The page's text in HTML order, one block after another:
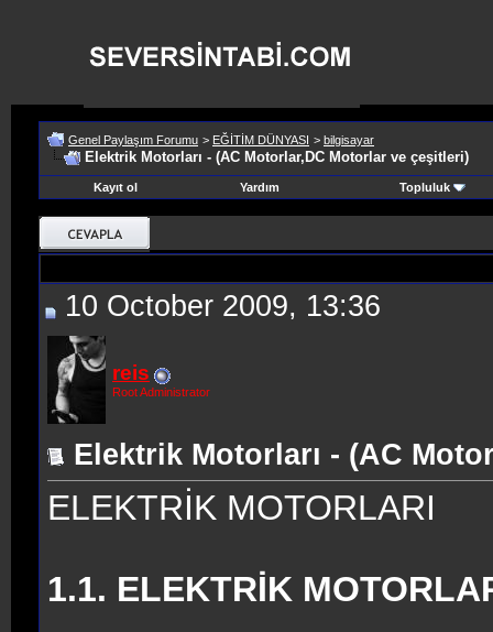
Genel Paylaşım Forumu > EĞİTİM DÜNYASI > bilgisayar
Elektrik Motorları - (AC Motorlar,DC Motorlar ve çeşitleri)
Kayıt ol Yardım Topluluk
10 October 2009, 13:36
reis
Root Administrator
Elektrik Motorları - (AC
ELEKTRİK MOTORLARI
1.1. ELEKTRİK